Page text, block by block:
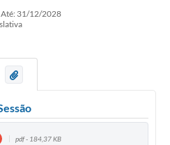
31/12/2028
pdf - 184,37 KB